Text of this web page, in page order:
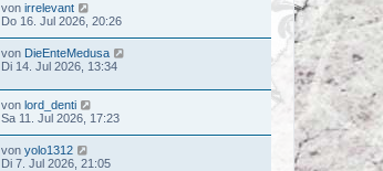
von irrelevant
Do 16. Jul 2026, 20:26
von DieEnteMedusa
Di 14. Jul 2026, 13:34
von lord_denti
Sa 11. Jul 2026, 17:23
von yolo1312
Di 7. Jul 2026, 21:05